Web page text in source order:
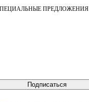
ПРЕДЛОЖЕНИЯ
Подписаться